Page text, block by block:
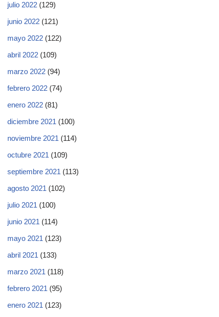
julio 2022 (129)
junio 2022 (121)
mayo 2022 (122)
abril 2022 (109)
marzo 2022 (94)
febrero 2022 (74)
enero 2022 (81)
diciembre 2021 (100)
noviembre 2021 (114)
octubre 2021 (109)
septiembre 2021 (113)
agosto 2021 (102)
julio 2021 (100)
junio 2021 (114)
mayo 2021 (123)
abril 2021 (133)
marzo 2021 (118)
febrero 2021 (95)
enero 2021 (123)